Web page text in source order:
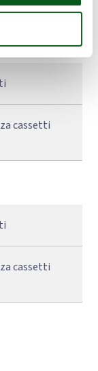
cassetti
cassetti